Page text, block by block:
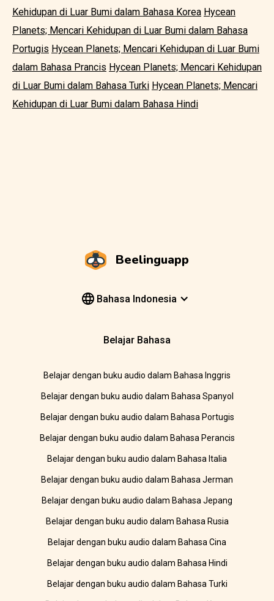
Kehidupan di Luar Bumi dalam Bahasa Korea Hycean
Planets; Mencari Kehidupan di Luar Bumi dalam Bahasa
Portugis Hycean Planets; Mencari Kehidupan di Luar Bumi
dalam Bahasa Prancis Hycean Planets; Mencari Kehidupan
di Luar Bumi dalam Bahasa Turki Hycean Planets; Mencari
Kehidupan di Luar Bumi dalam Bahasa Hindi
Beelinguapp
Bahasa Indonesia
Belajar Bahasa
Belajar dengan buku audio dalam Bahasa Inggris
Belajar dengan buku audio dalam Bahasa Spanyol
Belajar dengan buku audio dalam Bahasa Portugis
Belajar dengan buku audio dalam Bahasa Perancis
Belajar dengan buku audio dalam Bahasa Italia
Belajar dengan buku audio dalam Bahasa Jerman
Belajar dengan buku audio dalam Bahasa Jepang
Belajar dengan buku audio dalam Bahasa Rusia
Belajar dengan buku audio dalam Bahasa Cina
Belajar dengan buku audio dalam Bahasa Hindi
Belajar dengan buku audio dalam Bahasa Turki